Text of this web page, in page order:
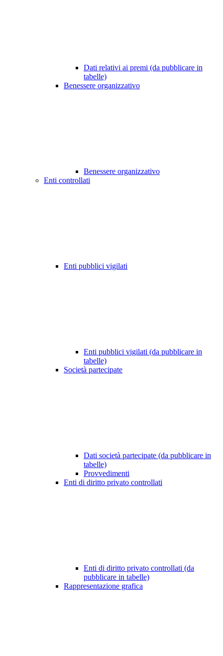
Dati relativi ai premi (da pubblicare in
tabelle)
Benessere organizzativo
Benessere organizzativo
Enti controllati
Enti pubblici vigilati
Enti pubblici vigilati (da pubblicare in
tabelle)
Società partecipate
Dati società partecipate (da pubblicare in
tabelle)
Provvedimenti
Enti di diritto privato controllati
Enti di diritto privato controllati (da
pubblicare in tabelle)
Rappresentazione grafica